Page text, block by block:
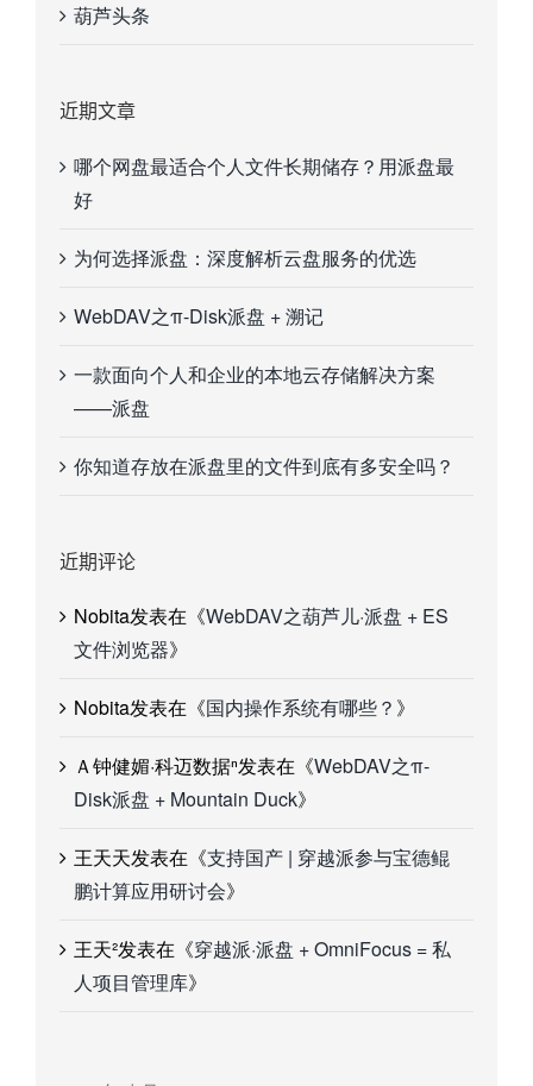
葫芦头条
近期文章
哪个网盘最适合个人文件长期储存？用派盘最
好
为何选择派盘：深度解析云盘服务的优选
WebDAV之π-Disk派盘 + 溯记
一款面向个人和企业的本地云存储解决方案
——派盘
你知道存放在派盘里的文件到底有多安全吗？
近期评论
Nobita发表在《WebDAV之葫芦儿·派盘 + ES
文件浏览器》
Nobita发表在《国内操作系统有哪些？ 》
Ａ钟健媚·科迈数据ⁿ发表在《WebDAV之π-
Disk派盘 + Mountain Duck》
王天天发表在《支持国产 | 穿越派参与宝德鲲
鹏计算应用研讨会》
王天²发表在《穿越派·派盘 + OmniFocus = 私
人项目管理库》